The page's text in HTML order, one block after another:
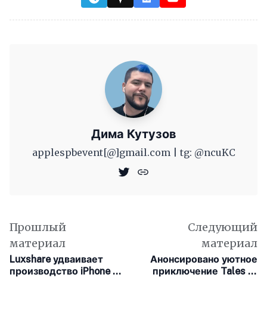
Дима Кутузов
applespbevent[@]gmail.com | tg: @ncuKC
Прошлый
материал
Luxshare удваивает
производство iPhone и
Следующий
материал
Анонсировано уютное
приключение Tales of